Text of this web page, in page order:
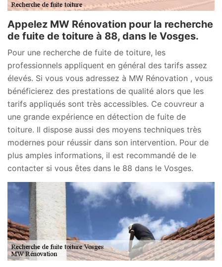
Appelez MW Rénovation pour la recherche
de fuite de toiture à 88, dans le Vosges.
Pour une recherche de fuite de toiture, les
professionnels appliquent en général des tarifs assez
élevés. Si vous vous adressez à MW Rénovation , vous
bénéficierez des prestations de qualité alors que les
tarifs appliqués sont très accessibles. Ce couvreur a
une grande expérience en détection de fuite de
toiture. Il dispose aussi des moyens techniques très
modernes pour réussir dans son intervention. Pour de
plus amples informations, il est recommandé de le
contacter si vous êtes dans le 88 dans le Vosges.